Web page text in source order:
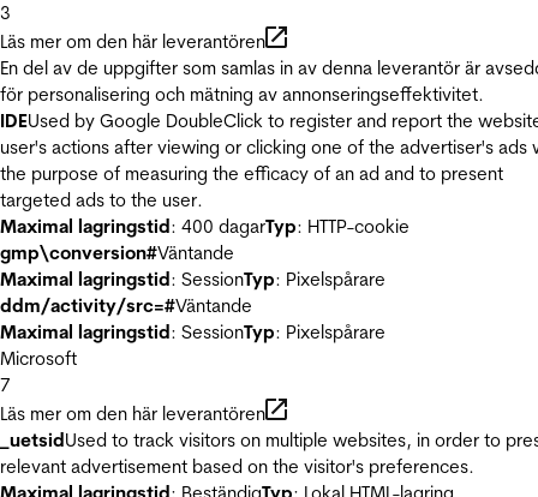
3
Läs mer om den här leverantören
En del av de uppgifter som samlas in av denna leverantör är
för personalisering och mätning av annonseringseffektivitet.
IDEUsed by Google DoubleClick to register and report the
user's actions after viewing or clicking one of the advertiser's ads
the purpose of measuring the efficacy of an ad and to present
targeted ads to the user.
Maximal lagringstid: 400 dagarTyp: HTTP-cookie
gmp\conversion#Väntande
Maximal lagringstid: SessionTyp: Pixelspårare
ddm/activity/src=#Väntande
Maximal lagringstid: SessionTyp: Pixelspårare
Microsoft
7
Läs mer om den här leverantören
_uetsidUsed to track visitors on multiple websites, in order to
relevant advertisement based on the visitor's preferences.